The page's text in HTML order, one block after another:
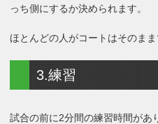
っち側にするか決められます。
ほとんどの人がコートはそのまま
3.練習
試合の前に2分間の練習時間があ